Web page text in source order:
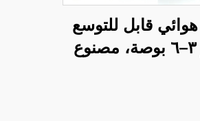
قابل للتوسع
بقطر ٣–٦ بوصة، مصنوع